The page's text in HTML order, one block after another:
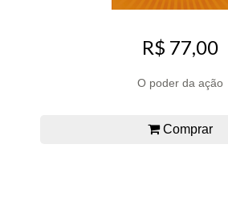
R$ 77,00
O poder da ação
Comprar